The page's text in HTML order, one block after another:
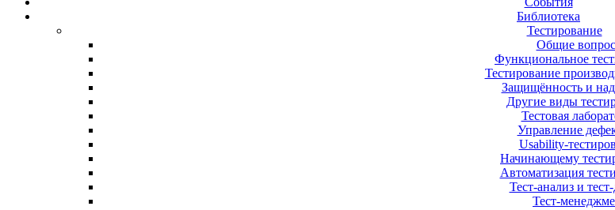
Библиотека
Тестирование
Общие
Функциональное
Тестирование
Защищённость и
Другие виды
Тестовая
Управление
Usability-
Начинающему
Автоматизация
Тест-анализ и
Тест-